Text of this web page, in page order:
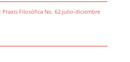
Praxis Filosófica No. 62 julio-diciembre